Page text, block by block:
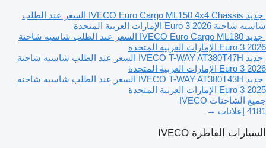
جديد IVECO Euro Cargo ML150 4x4 Chassis
السعر عند الطلب
شاسيه شاحنة 2026
Euro 3 الإمارات العربية المتحدة
جديد IVECO Euro Cargo ML180
السعر عند الطلب شاسيه شاحنة
2026
Euro 3 الإمارات العربية المتحدة
جديد IVECO T-WAY AT380T47H
السعر عند الطلب شاسيه شاحنة
2026
Euro 3 الإمارات العربية المتحدة
جديد IVECO T-WAY AT380T43H
السعر عند الطلب شاسيه شاحنة
2025
Euro 3 الإمارات العربية المتحدة
جميع الشاحنات IVECO
4181 إعلانات →
السيارات القاطرة IVECO